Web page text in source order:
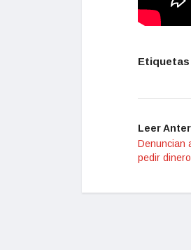
Etiquetas
Leer
Denuncian
pedir